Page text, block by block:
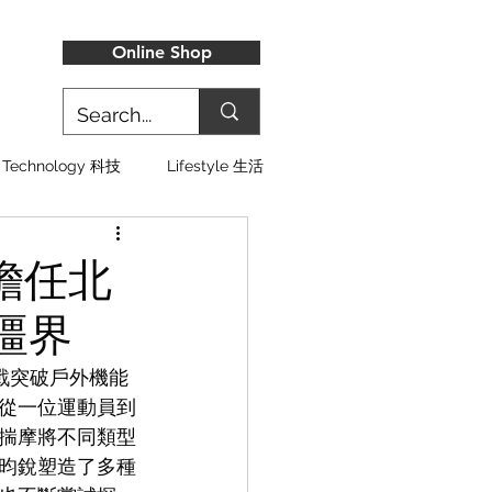
Online Shop
Technology 科技 Lifestyle 生活
任北
界
突破戶外機能
一位運動員到
摩將不同類型
銳塑造了多種